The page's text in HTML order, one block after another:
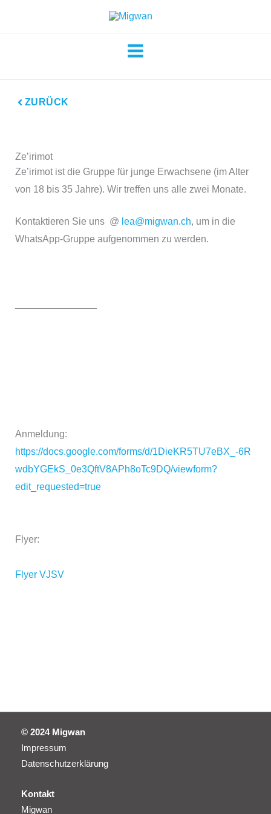
ZURÜCK
Ze’irimot
Ze’irimot ist die Gruppe für junge Erwachsene (im Alter
von 18 bis 35 Jahre). Wir treffen uns alle zwei Monate.
Kontaktieren Sie uns @ lea@migwan.ch, um in die
WhatsApp-Gruppe aufgenommen zu werden.
Anmeldung:
https://docs.google.com/forms/d/1DieKR5TU7eBX_-6R
wdbYGEkS_0e3QftV8APh8oTc9DQ/viewform?
edit_requested=true
Flyer:
Flyer VJSV
© 2024 Migwan
Impressum
Datenschutzerklärung
Kontakt
Migwan